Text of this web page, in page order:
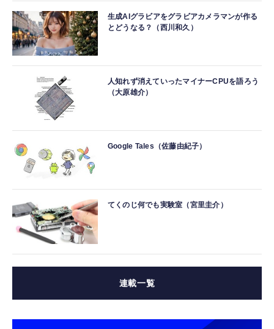
生成AIグラビアをグラビアカメラマンが作る
とどうなる？（西川和久）
人知れず消えていったマイナーCPUを語ろう
（大原雄介）
Google Tales（佐藤由紀子）
てくのじ何でも実験室（宮里圭介）
連載一覧